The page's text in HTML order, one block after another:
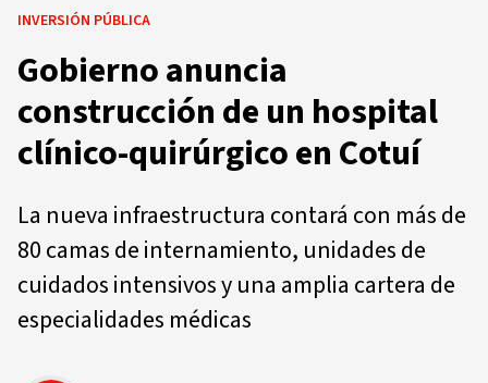
INVERSIÓN PÚBLICA
Gobierno anuncia
construcción de un hospital
clínico-quirúrgico en Cotuí
La nueva infraestructura contará con más de
80 camas de internamiento, unidades de
cuidados intensivos y una amplia cartera de
especialidades médicas